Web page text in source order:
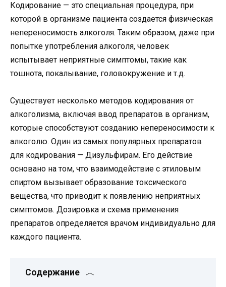
Кодирование — это специальная процедура, при
которой в организме пациента создается физическая
непереносимость алкоголя. Таким образом, даже при
попытке употребления алкоголя, человек
испытывает неприятные симптомы, такие как
тошнота, покалывание, головокружение и т.д.
Существует несколько методов кодирования от
алкоголизма, включая ввод препаратов в организм,
которые способствуют созданию непереносимости к
алкоголю. Один из самых популярных препаратов
для кодирования — Дизульфирам. Его действие
основано на том, что взаимодействие с этиловым
спиртом вызывает образование токсического
вещества, что приводит к появлению неприятных
симптомов. Дозировка и схема применения
препаратов определяется врачом индивидуально для
каждого пациента.
Содержание